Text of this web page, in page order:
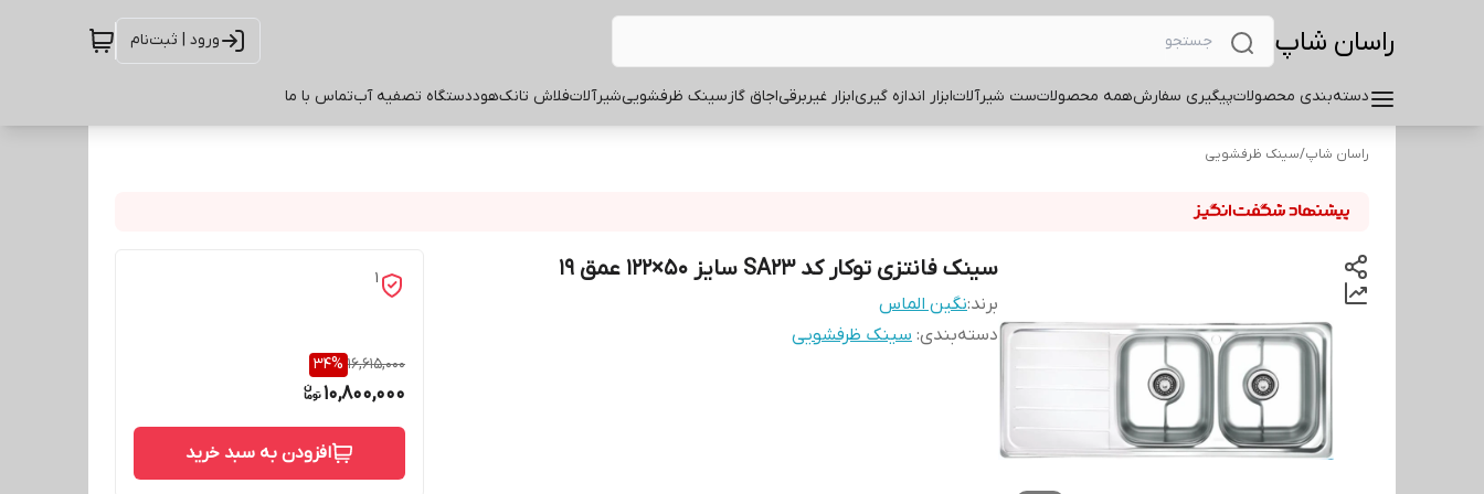
راسان شاپ ورود | ثبت‌نام
دسته‌بندی محصولاتپیگیری سفارشهمه محصولاتست شیرآلاتابزار اندازه گیریابزار غیربرقیاجاق گازسینک ظرفشوییشیرآلاتفلاش تانکهوددستگاه تصفیه آبتماس با ما
راسان شاپ/سینک ظرفشویی
سینک فانتزی توکار کد SA23 سایز 50×122 عمق 19
برند:نگین الماس
دسته‌بندی: سینک ظرفشویی
1
16,615,000
34%
10,800,000
افزودن به سبد خرید